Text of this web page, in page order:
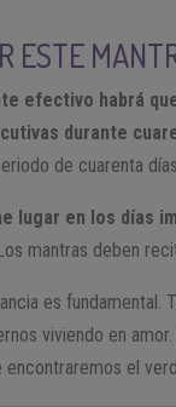
ESTE
efectivo habrá
durante
de cuarenta
lugar en los días
mantras deben
es
viviendo en
encontraremos el